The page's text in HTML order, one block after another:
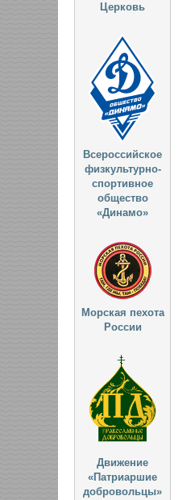
Церковь
Всероссийское
физкультурно-
спортивное
общество
«Динамо»
Морская пехота
России
Движение
«Патриаршие
добровольцы»